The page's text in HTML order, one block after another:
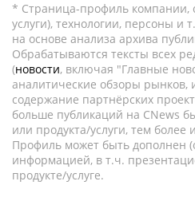
* Страница-профиль компании,
услуги), технологии, персоны и
на основе анализа архива
Обрабатываются тексты всех
(новости, включая "Главные
аналитические обзоры рынков,
содержание партнёрских
больше публикаций на CNews
или продукта/услуги, тем
Профиль может быть дополнен
информацией, в т.ч.
продукте/услуге.